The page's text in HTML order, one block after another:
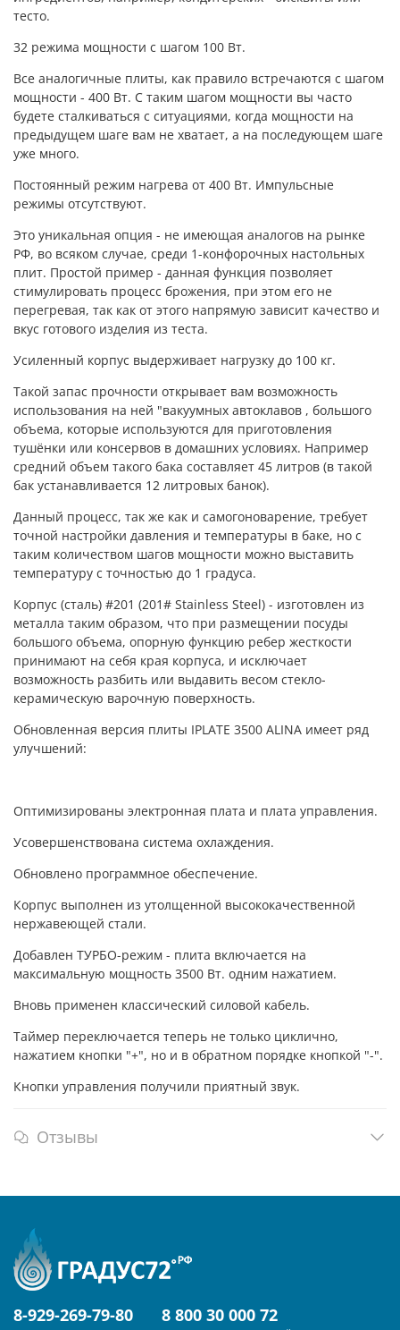
тесто.
32 режима мощности с шагом 100 Вт.
Все аналогичные плиты, как правило встречаются с шагом
мощности - 400 Вт. С таким шагом мощности вы часто
будете сталкиваться с ситуациями, когда мощности на
предыдущем шаге вам не хватает, а на последующем шаге
уже много.
Постоянный режим нагрева от 400 Вт. Импульсные
режимы отсутствуют.
Это уникальная опция - не имеющая аналогов на рынке
РФ, во всяком случае, среди 1-конфорочных настольных
плит. Простой пример - данная функция позволяет
стимулировать процесс брожения, при этом его не
перегревая, так как от этого напрямую зависит качество и
вкус готового изделия из теста.
Усиленный корпус выдерживает нагрузку до 100 кг.
Такой запас прочности открывает вам возможность
использования на ней "вакуумных автоклавов , большого
объема, которые используются для приготовления
тушёнки или консервов в домашних условиях. Например
средний объем такого бака составляет 45 литров (в такой
бак устанавливается 12 литровых банок).
Данный процесс, так же как и самогоноварение, требует
точной настройки давления и температуры в баке, но с
таким количеством шагов мощности можно выставить
температуру с точностью до 1 градуса.
Корпус (сталь) #201 (201# Stainless Steel) - изготовлен из
металла таким образом, что при размещении посуды
большого объема, опорную функцию ребер жесткости
принимают на себя края корпуса, и исключает
возможность разбить или выдавить весом стекло-
керамическую варочную поверхность.
Обновленная версия плиты IPLATE 3500 ALINA имеет ряд
улучшений:
Оптимизированы электронная плата и плата управления.
Усовершенствована система охлаждения.
Обновлено программное обеспечение.
Корпус выполнен из утолщенной высококачественной
нержавеющей стали.
Добавлен ТУРБО-режим - плита включается на
максимальную мощность 3500 Вт. одним нажатием.
Вновь применен классический силовой кабель.
Таймер переключается теперь не только циклично,
нажатием кнопки "+", но и в обратном порядке кнопкой "-".
Кнопки управления получили приятный звук.
Отзывы
8-929-269-79-80 8 800 30 000 72